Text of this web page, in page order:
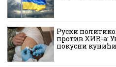
Руски
против ХИВ-а:
покусни кунићи